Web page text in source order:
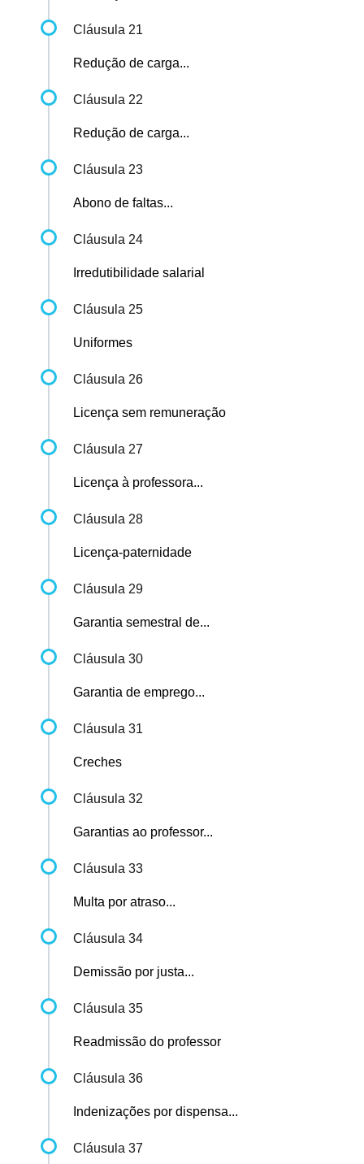
Cláusula 21
Redução de carga...
Cláusula 22
Redução de carga...
Cláusula 23
Abono de faltas...
Cláusula 24
Irredutibilidade salarial
Cláusula 25
Uniformes
Cláusula 26
Licença sem remuneração
Cláusula 27
Licença à professora...
Cláusula 28
Licença-paternidade
Cláusula 29
Garantia semestral de...
Cláusula 30
Garantia de emprego...
Cláusula 31
Creches
Cláusula 32
Garantias ao professor...
Cláusula 33
Multa por atraso...
Cláusula 34
Demissão por justa...
Cláusula 35
Readmissão do professor
Cláusula 36
Indenizações por dispensa...
Cláusula 37